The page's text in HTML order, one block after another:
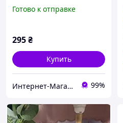
кидс Бродячие Дети
Готово к отправке
295₴
Купить
Интернет-Магазин "BabyStronG" 99%